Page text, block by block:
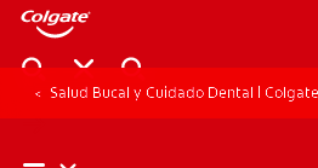
Salud Bucal y Cuidado Dental |